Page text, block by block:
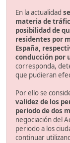
En la actualidad
materia de
posibilidad de
residentes por
España,
conducción por
corresponda,
que pudieran
Por ello se
validez de los
periodo de dos
negociación del
periodo a los
continuar